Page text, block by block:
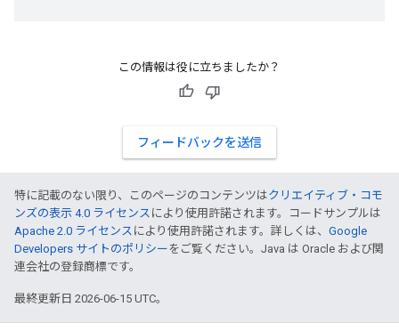
この情報は役に立ちましたか？
フィードバックを送信
特に記載のない限り、このページのコンテンツはクリエイティブ・コモ
ンズの表示 4.0 ライセンス により使用許諾されます。コードサンプルは
Apache 2.0 ライセンス により使用許諾されます。詳しくは、 Google
Developers サイトのポリシー をご覧ください。Java は Oracle および関
連会社の登録商標です。
最終更新日 2026-06-15 UTC。